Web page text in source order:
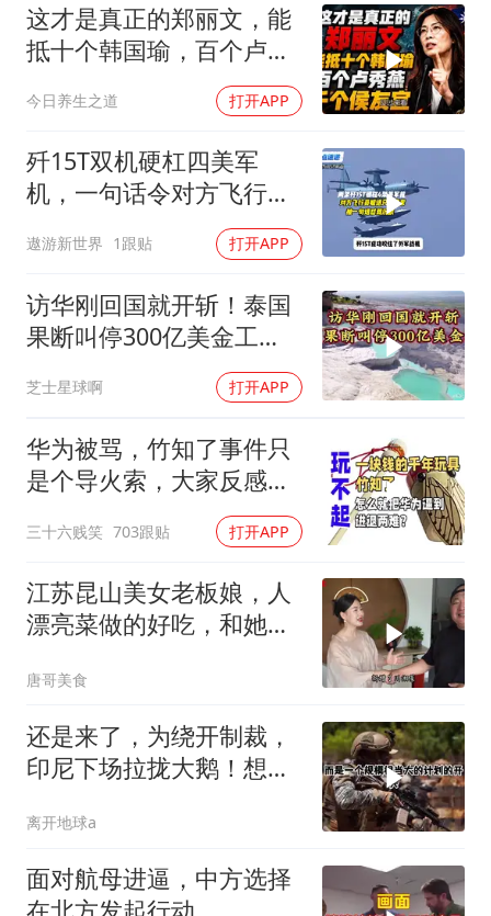
小区物业费要上涨 谁说了算
“事业单位招聘不是人情买卖”
女子利用漏洞0元买了3千台电器
中国经济展现强大韧性和活力
这才是真正的郑丽文，能
抵十个韩国瑜，百个卢秀
今日养生之道 打开APP
歼15T双机硬杠四美军
机，一句话令对方飞行员
遨游新世界 1跟贴 打开APP
访华刚回国就开斩！泰国
果断叫停300亿美金工
芝士星球啊 打开APP
华为被骂，竹知了事件只
是个导火索，大家反感的
三十六贱笑 703跟贴 打开APP
江苏昆山美女老板娘，人
漂亮菜做的好吃，和她小
唐哥美食
还是来了，为绕开制裁，
印尼下场拉拢大鹅！想让
离开地球a
面对航母进逼，中方选择